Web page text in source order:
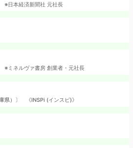
※日本経済新聞社 元社長
※ミネルヴァ書房 創業者・元社長
庫県）〕
《INSPi (インスピ)》